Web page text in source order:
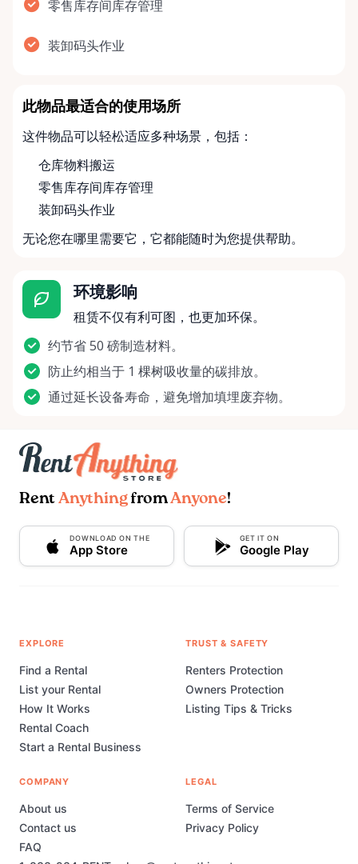
零售库存间库存管理
装卸码头作业
此物品最适合的使用场所
这件物品可以轻松适应多种场景，包括：
仓库物料搬运
零售库存间库存管理
装卸码头作业
无论您在哪里需要它，它都能随时为您提供帮助。
环境影响
租赁不仅有利可图，也更加环保。
约节省 50 磅制造材料。
防止约相当于 1 棵树吸收量的碳排放。
通过延长设备寿命，避免增加填埋废弃物。
Rent AnythingfromAnyone!
DOWNLOAD ON THE
App Store
GET IT ON
Google Play
EXPLORE
Find a Rental
List your Rental
How It Works
Rental Coach
Start a Rental Business
TRUST & SAFETY
Renters Protection
Owners Protection
Listing Tips & Tricks
COMPANY
About us
Contact us
FAQ
LEGAL
Terms of Service
Privacy Policy